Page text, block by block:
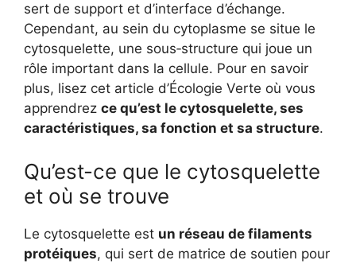
sert de support et d’interface d’échange.
Cependant, au sein du cytoplasme se situe le
cytosquelette, une sous‑structure qui joue un
rôle important dans la cellule. Pour en savoir
plus, lisez cet article d’Écologie Verte où vous
apprendrez ce qu’est le cytosquelette, ses
caractéristiques, sa fonction et sa structure.
Qu’est-ce que le cytosquelette
et où se trouve
Le cytosquelette est un réseau de filaments
protéiques, qui sert de matrice de soutien pour